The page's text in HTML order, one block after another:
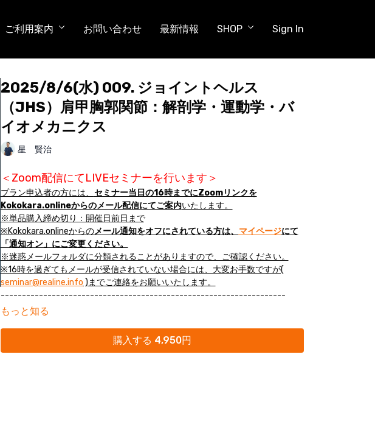
ご利用案内 お問い合わせ 最新情報 SHOP Sign In
2025/8/6(水) 009. ジョイントヘルス
（JHS）肩甲胸郭関節：解剖学・運動学・バ
イオメカニクス
星 賢治
＜Zoom配信にてLIVEセミナーを行います＞
プラン申込者の方には、 セミナー当日の16時までにZoomリンクを
Kokokara.onlineからのメール配信にてご案内いたします。
※単品購入締め切り：開催日前日まで
※Kokokara.onlineからのメール通知をオフにされている方は、 マイページにて
「通知オン」にご変更ください。
※迷惑メールフォルダに分類されることがありますので、ご確認ください。
※16時を過ぎてもメールが受信されていない場合には、大変お手数ですが(
seminar@realine.info )までご連絡をお願いいたします。
-------------------------------------------------------------------
カニクスについて解説します。
肩甲胸郭関節周囲の関節疾患やマルアライメントの基礎となる解剖学、運動
もっと知る
購入する 4,950円